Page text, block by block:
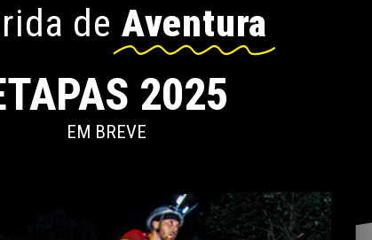
de Aventura
2025
EM BREVE